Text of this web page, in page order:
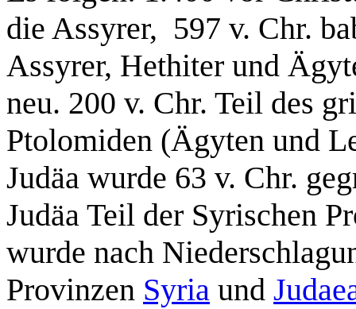
die Assyrer, 597 v. Chr.
Assyrer, Hethiter und
neu. 200 v. Chr. Teil des
Ptolomiden (Ägyten und
Judäa wurde 63 v. Chr.
Judäa Teil der Syrischen
wurde nach
Provinzen Syria und